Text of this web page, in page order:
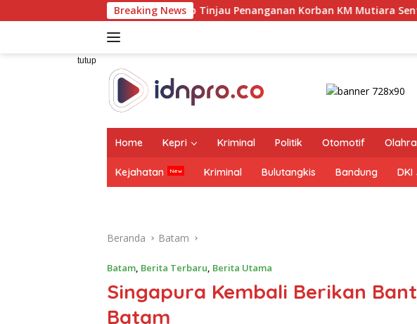
ke
Breaking News
Tinjau Penanganan Korban KM Mutiara Sentosa II di RS PHC Surabaya
tutup
Home Kepri Kriminal Politik Otomotif
Kejahatan Kriminal Bulutangkis Bandung
Beranda Batam
Batam, Berita Terbaru, Berita Utama
Singapura Kembali Berikan
Batam